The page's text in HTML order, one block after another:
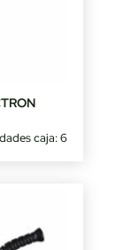
caja: 6